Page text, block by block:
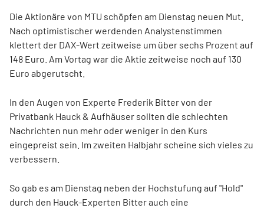
Die Aktionäre von MTU schöpfen am Dienstag neuen Mut.
Nach optimistischer werdenden Analystenstimmen
klettert der DAX-Wert zeitweise um über sechs Prozent auf
148 Euro. Am Vortag war die Aktie zeitweise noch auf 130
Euro abgerutscht.
In den Augen von Experte Frederik Bitter von der
Privatbank Hauck & Aufhäuser sollten die schlechten
Nachrichten nun mehr oder weniger in den Kurs
eingepreist sein. Im zweiten Halbjahr scheine sich vieles zu
verbessern.
So gab es am Dienstag neben der Hochstufung auf "Hold"
durch den Hauck-Experten Bitter auch eine